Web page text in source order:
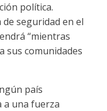
política.
seguridad en el
“mientras
sus comunidades
país
una fuerza